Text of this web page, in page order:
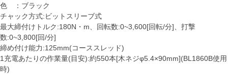
色 ：ブラック
チャック方式:ビットスリーブ式
最大締付けトルク:180N・m、回転数:0~3,600[回転/分]、打撃
数:0~3,800[回/分]
締め付け能力:125mm(コーススレッド)
1充電あたりの作業量(目安):約550本[木ネジφ5.4×90mm](BL1860B使用
時)